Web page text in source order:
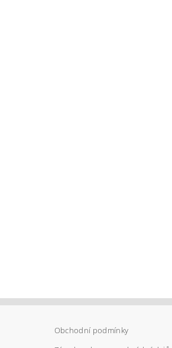
Obchodní podmínky